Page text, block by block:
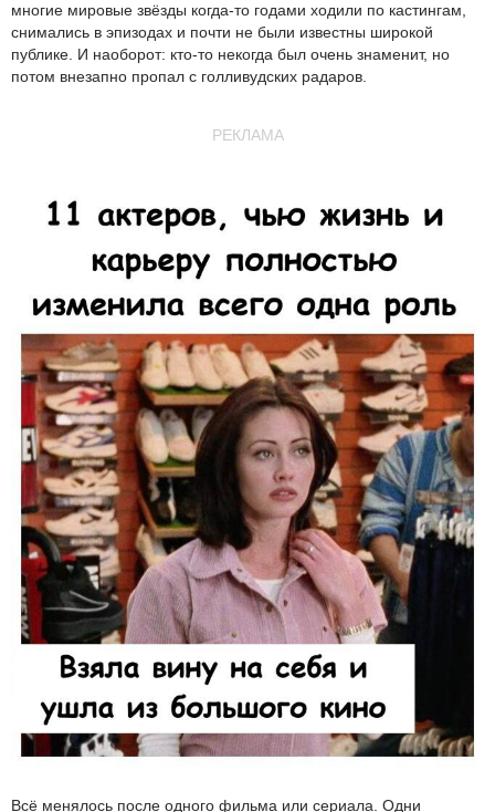
многие мировые звёзды когда-то годами ходили по кастингам,
снимались в эпизодах и почти не были известны широкой
публике. И наоборот: кто-то некогда был очень знаменит, но
потом внезапно пропал с голливудских радаров.
РЕКЛАМА
Всё менялось после одного фильма или сериала. Одни